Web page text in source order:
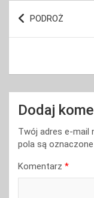
Nawigacja
wpisu
PODROŻ
Dodaj
Twój adres e-mail
pola są oznaczone
Komentarz *